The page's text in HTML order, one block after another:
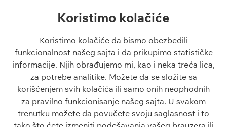
Liga Šampiona tipovi
Tiket dana
Besplatni tipovi 1x2
Engleska Premijer Liga
Blogovi
Škola klađenja
Kazino škola
O sajtu
O nama
Kontakt
Odgovorno igranje
Koristimo kolačiće
Koristimo kolačiće da bismo obezbedili
funkcionalnost našeg sajta i da prikupimo statističke
informacije. Njih obrađujemo mi, kao i neka treća lica,
za potrebe analitike. Možete da se složite sa
korišćenjem svih kolačića ili samo onih neophodnih
za pravilno funkcionisanje našeg sajta. U svakom
trenutku možete da povučete svoju saglasnost i to